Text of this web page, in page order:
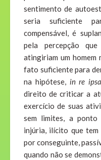
sentimento de
seria suficiente
compensável, é
pela percepção
atingiriam um homem
fato suficiente para
na hipótese, in re
direito de criticar a
exercício de suas
sem limites, a ponto
injúria, ilícito que tem
por conseguinte,
quando não se